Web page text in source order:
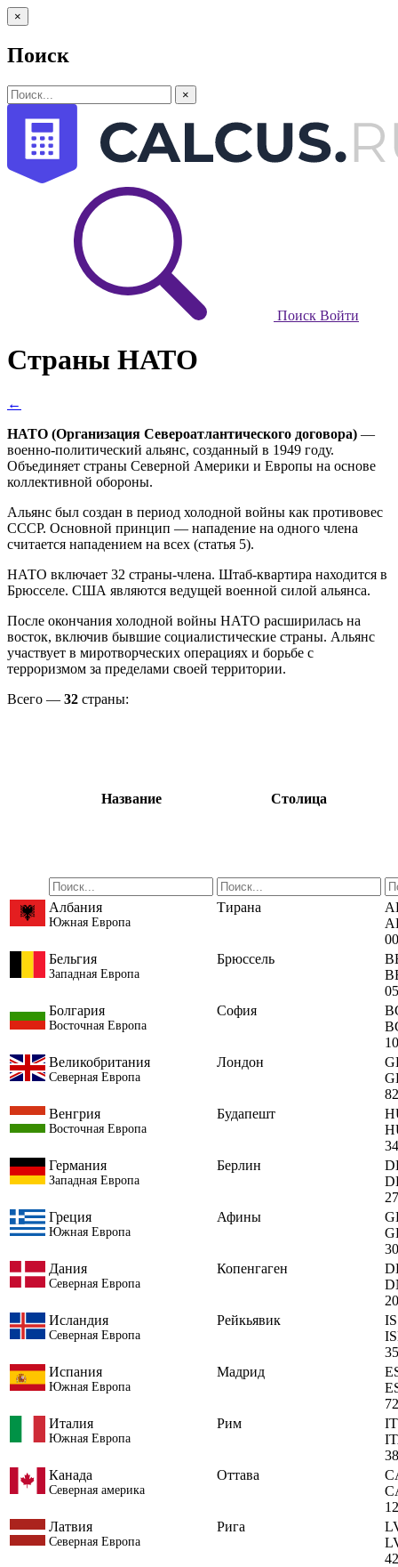
×
Поиск
×
Поиск Войти
Страны НАТО
←
НАТО (Организация Североатлантического договора) —
военно-политический альянс, созданный в 1949 году.
Объединяет страны Северной Америки и Европы на основе
коллективной обороны.
Альянс был создан в период холодной войны как противовес
СССР. Основной принцип — нападение на одного члена
считается нападением на всех (статья 5).
НАТО включает 32 страны-члена. Штаб-квартира находится в
Брюсселе. США являются ведущей военной силой альянса.
После окончания холодной войны НАТО расширилась на
восток, включив бывшие социалистические страны. Альянс
участвует в миротворческих операциях и борьбе с
терроризмом за пределами своей территории.
Всего — 32 страны:
Название Столица
Албания
Южная Европа
Тирана
Бельгия
Западная Европа
Брюссель
Болгария
Восточная Европа
София
Великобритания
Северная Европа
Лондон
Венгрия
Восточная Европа
Будапешт
Германия
Западная Европа
Берлин
Греция
Южная Европа
Афины
Дания
Северная Европа
Копенгаген
Исландия
Северная Европа
Рейкьявик
IS
Испания
Южная Европа
Мадрид
Италия
Южная Европа
Рим
IT
Канада
Северная америка
Оттава
Латвия
Северная Европа
Рига